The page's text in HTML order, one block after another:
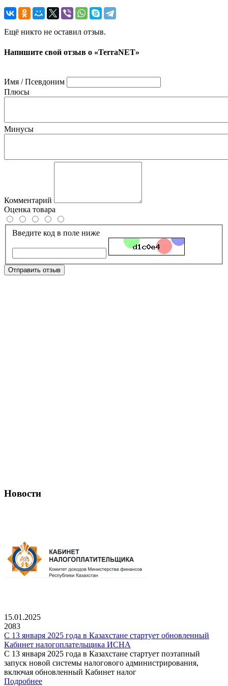
Ещё никто не оставил отзыв.
Напишите свой отзыв о «TerraNET»
Имя / Псевдоним
Плюсы
Минусы
Комментарий
Оценка товара
Введите код в поле ниже
Отправить отзыв
Новости
15.01.2025
2083
С 13 января 2025 года в Казахстане стартует обновленный
Кабинет налогоплательщика ИСНА
С 13 января 2025 года в Казахстане стартует поэтапный
запуск новой системы налогового администрирования,
включая обновленный Кабинет налог
Подробнее